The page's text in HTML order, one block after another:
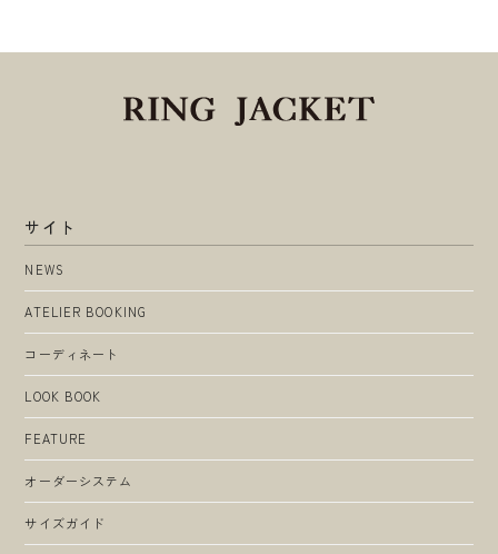
サイト
NEWS
ATELIER BOOKING
コーディネート
LOOK BOOK
FEATURE
オーダーシステム
サイズガイド